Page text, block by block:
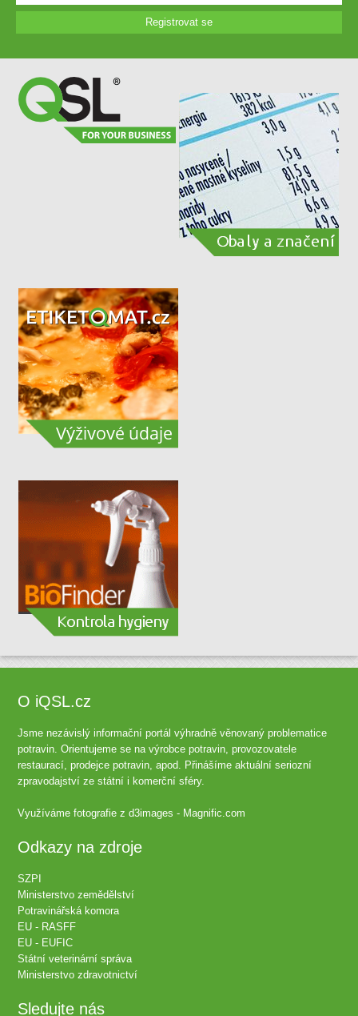
Registrovat se
O iQSL.cz
Jsme nezávislý informační portál výhradně věnovaný problematice
potravin. Orientujeme se na výrobce potravin, provozovatele
restaurací, prodejce potravin, apod. Přinášíme aktuální seriozní
zpravodajství ze státní i komerční sféry.
Využíváme fotografie zd3images - Magnific.com
Odkazy na zdroje
SZPI
Ministerstvo zemědělství
Potravinářská komora
EU - RASFF
EU - EUFIC
Státní veterinární správa
Ministerstvo zdravotnictví
Sledujte nás